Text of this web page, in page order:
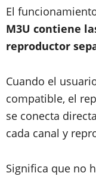
El
M3U contiene
reproductor
Cuando el
compatible, el
se conecta
cada canal y
Significa que no